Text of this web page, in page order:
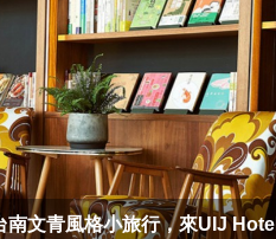
南文青風格小旅行，來UIJ Hotel